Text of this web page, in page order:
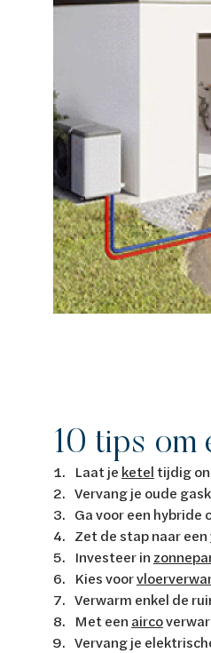
10 tips om
Laat je ketel tijdig
Vervang je oude
Ga voor een hybride
Zet de stap naar een
Investeer in
Kies voor
Verwarm enkel de
Met een airco
Vervang je